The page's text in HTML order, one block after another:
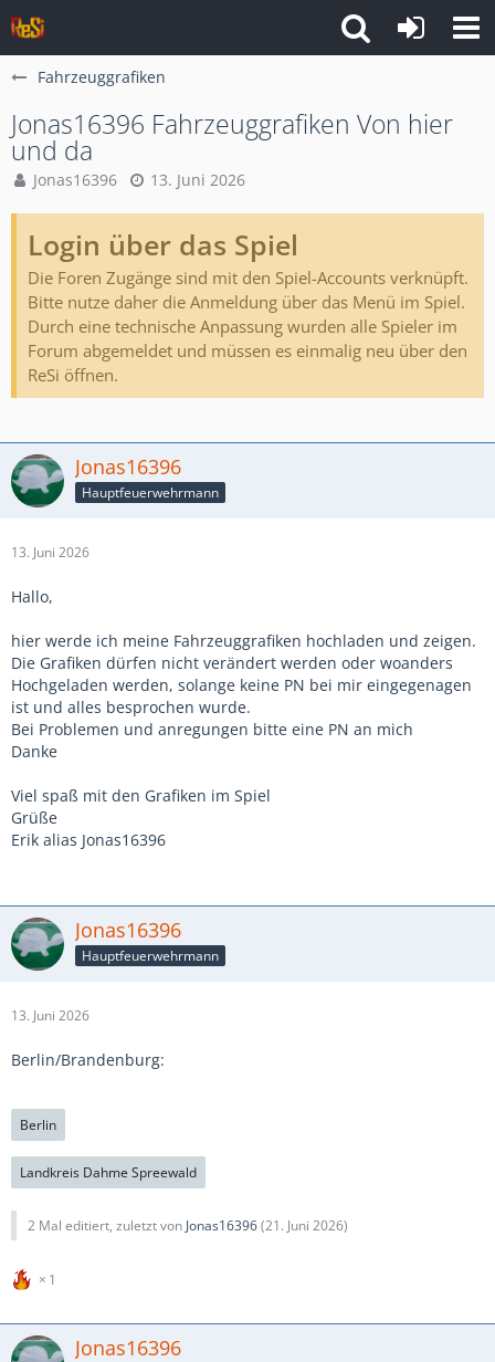
Fahrzeuggrafiken
Jonas16396 Fahrzeuggrafiken Von hier
und da
Jonas16396 13. Juni 2026
Login über das Spiel
Die Foren Zugänge sind mit den Spiel-Accounts verknüpft.
Bitte nutze daher die Anmeldung über das Menü im Spiel.
Durch eine technische Anpassung wurden alle Spieler im
Forum abgemeldet und müssen es einmalig neu über den
ReSi öffnen.
Jonas16396
Hauptfeuerwehrmann
13. Juni 2026
Hallo,
hier werde ich meine Fahrzeuggrafiken hochladen und zeigen.
Die Grafiken dürfen nicht verändert werden oder woanders
Hochgeladen werden, solange keine PN bei mir eingegenagen
ist und alles besprochen wurde.
Bei Problemen und anregungen bitte eine PN an mich
Danke
Viel spaß mit den Grafiken im Spiel
Grüße
Erik alias Jonas16396
Jonas16396
Hauptfeuerwehrmann
13. Juni 2026
Berlin/Brandenburg:
Berlin
Landkreis Dahme Spreewald
2 Mal editiert, zuletzt von Jonas16396(21. Juni 2026)
1
Jonas16396